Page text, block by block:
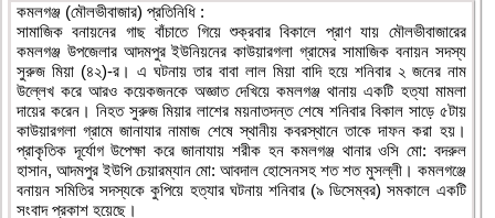
কমলগঞ্জ (মৌলভীবাজার) প্রতিনিধি :
সামাজিক বনায়নের গাছ বাঁচাতে গিয়ে শুক্রবার বিকালে প্রাণ যায় মৌলভীবাজারের
কমলগঞ্জ উপজেলার আদমপুর ইউনিয়নের কাউয়ারগলা গ্রামের সামাজিক বনায়ন সদস্য
সুরুজ মিয়া (৪২)-র। এ ঘটনায় তার বাবা লাল মিয়া বাদি হয়ে শনিবার ২ জনের নাম
উল্লেখ করে আরও কয়েকজনকে অজ্ঞাত দেখিয়ে কমলগঞ্জ থানায় একটি হত্যা মামলা
দায়ের করেন। নিহত সুরুজ মিয়ার লাশের ময়নাতদন্ত শেষে শনিবার বিকাল সাড়ে ৫টায়
কাউয়ারগলা গ্রামে জানাযার নামাজ শেষে স্থানীয় কবরস্থানে তাকে দাফন করা হয়।
প্রাকৃতিক দূর্যোগ উপেক্ষা করে জানাযায় শরীক হন কমলগঞ্জ থানার ওসি মো: বদরুল
হাসান, আদমপুর ইউপি চেয়ারম্যান মো: আবদাল হোসেনসহ শত শত মুসল্লী। কমলগঞ্জে
বনায়ন সমিতির সদস্যকে কুপিয়ে হত্যার ঘটনায় শনিবার (৯ ডিসেম্বর) সমকালে একটি
সংবাদ প্রকাশ হয়েছে।